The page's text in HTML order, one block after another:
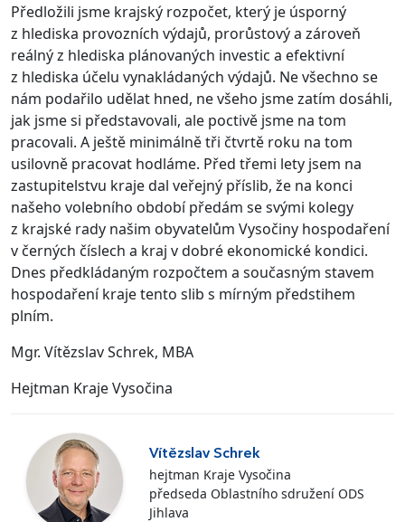
Předložili jsme krajský rozpočet, který je úsporný
z hlediska provozních výdajů, prorůstový a zároveň
reálný z hlediska plánovaných investic a efektivní
z hlediska účelu vynakládaných výdajů. Ne všechno se
nám podařilo udělat hned, ne všeho jsme zatím dosáhli,
jak jsme si představovali, ale poctivě jsme na tom
pracovali. A ještě minimálně tři čtvrtě roku na tom
usilovně pracovat hodláme. Před třemi lety jsem na
zastupitelstvu kraje dal veřejný příslib, že na konci
našeho volebního období předám se svými kolegy
z krajské rady našim obyvatelům Vysočiny hospodaření
v černých číslech a kraj v dobré ekonomické kondici.
Dnes předkládaným rozpočtem a současným stavem
hospodaření kraje tento slib s mírným předstihem
plním.
Mgr. Vítězslav Schrek, MBA
Hejtman Kraje Vysočina
Vítězslav Schrek
hejtman Kraje Vysočina
předseda Oblastního sdružení ODS
Jihlava